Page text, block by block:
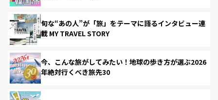
旬な“あの人”が「旅」をテーマに語るインタビュー連
載 MY TRAVEL STORY
今、こんな旅がしてみたい！地球の歩き方が選ぶ2026
年絶対行くべき旅先30